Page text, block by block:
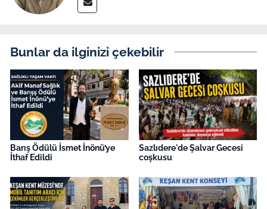
Bunlar da ilginizi çekebilir
Barış Ödülü İsmet İnönü’ye
İthaf Edildi
Sazlıdere'de Şalvar Gecesi
coşkusu